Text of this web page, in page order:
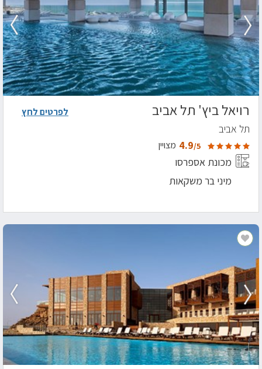
רויאל ביץ' תל אביב
תל אביב
4.9/5 מצויין
מכונת אספרסו
מיני בר משקאות
לפרטים לחץ